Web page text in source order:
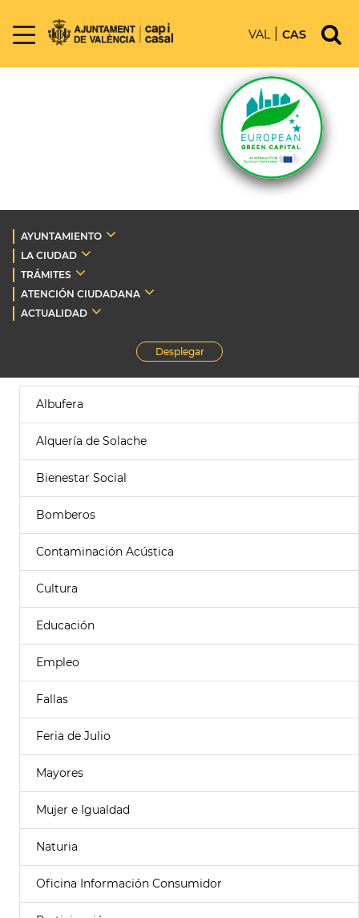
VAL CAS
AYUNTAMIENTO
LA CIUDAD
TRÁMITES
ATENCIÓN CIUDADANA
ACTUALIDAD
Desplegar
Albufera
Alquería de Solache
Bienestar Social
Bomberos
Contaminación Acústica
Cultura
Educación
Empleo
Fallas
Feria de Julio
Mayores
Mujer e Igualdad
Naturia
Oficina Información Consumidor